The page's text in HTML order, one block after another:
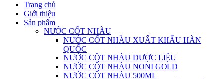
Trang chủ
Giới thiệu
Sản phẩm
NƯỚC CỐT NHÀU
NƯỚC CỐT NHÀU XUẤT KHẨU HÀN
QUỐC
NƯỚC CỐT NHÀU DƯỢC LIỆU
NƯỚC CỐT NHÀU NONI GOLD
NƯỚC CỐT NHÀU 500ML